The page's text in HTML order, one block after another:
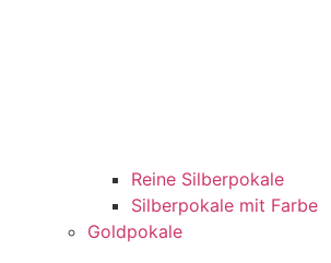
Reine Silberpokale
Silberpokale mit Farbe
Goldpokale